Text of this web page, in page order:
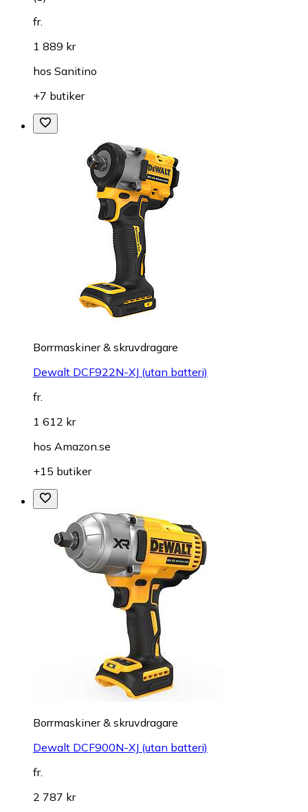
fr.
1 889 kr
hos Sanitino
+7 butiker
Borrmaskiner & skruvdragare
Dewalt DCF922N-XJ (utan batteri)
fr.
1 612 kr
hos Amazon.se
+15 butiker
Borrmaskiner & skruvdragare
Dewalt DCF900N-XJ (utan batteri)
fr.
2 787 kr